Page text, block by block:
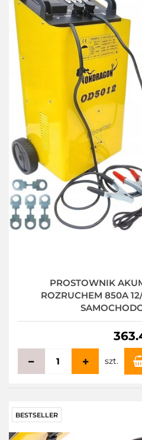
PROSTOWNIK
ROZRUCHEM 850A
szt.
BESTSELLER